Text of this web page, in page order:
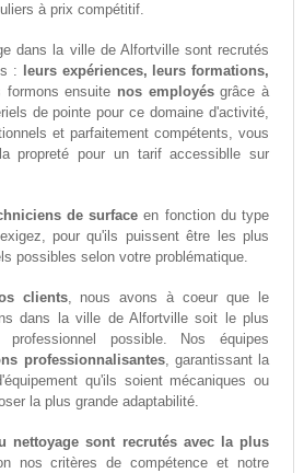
à prix compétitif.
dans la ville de Alfortville sont recrutés
:
leurs expériences, leurs formations,
ensuite nos employésgrâce à
de pointe pour ce domaine d'activité,
et parfaitement compétents, vous
propreté pour un tarif accessiblle sur
de surface en fonction du type
pour qu'ils puissent être les plus
possibles selon votre problématique.
clients, nous avons à coeur que le
dans la ville de Alfortville soit le plus
possible. Nos équipes
professionnalisantes, garantissant la
qu'ils soient mécaniques ou
la plus grande adaptabilité.
nettoyage sont recrutés avec la plus
nos critères de compétence et notre